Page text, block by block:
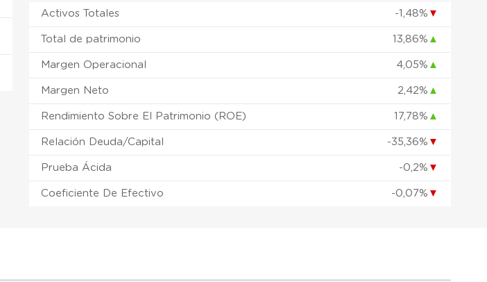
Activos Totales -1,48% ▼
Total de patrimonio 13,86% ▲
Margen Operacional 4,05% ▲
Margen Neto 2,42% ▲
Rendimiento Sobre El Patrimonio (ROE) 17,78% ▲
Relación Deuda/Capital -35,36% ▼
Prueba Ácida -0,2% ▼
Coeficiente De Efectivo -0,07% ▼